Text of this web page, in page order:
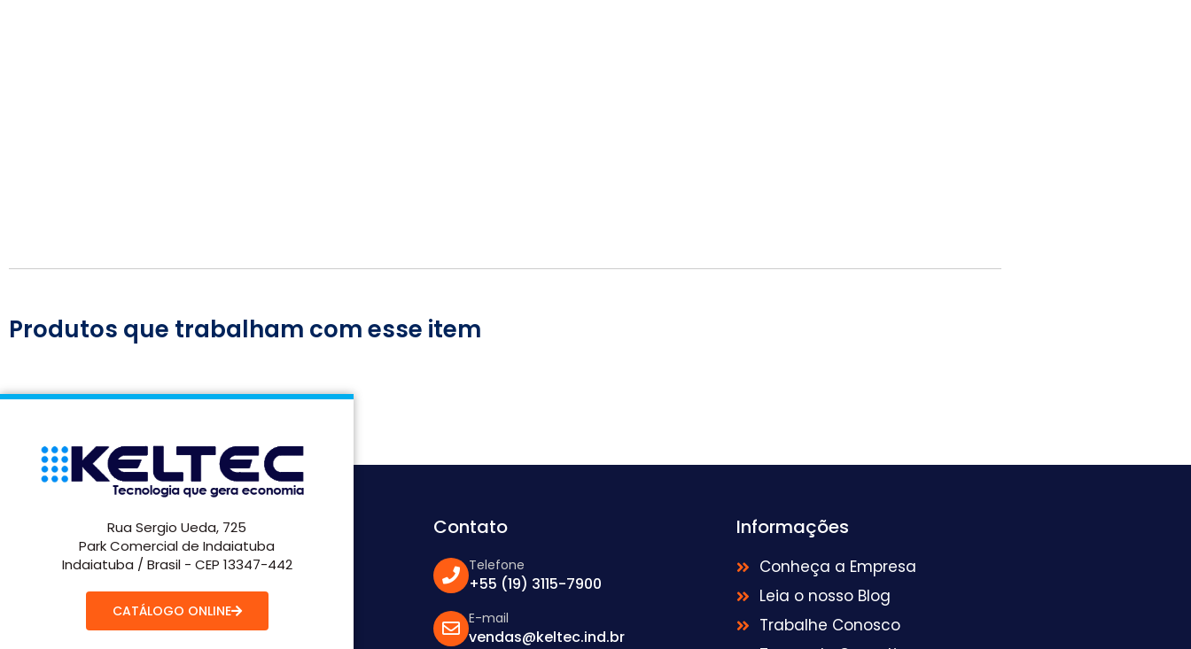
Produtos que trabalham com esse item
Rua Sergio Ueda, 725
Park Comercial de Indaiatuba
Indaiatuba / Brasil - CEP 13347-442
CATÁLOGO ONLINE
Contato
Telefone
+55 (19) 3115-7900
E-mail
vendas@keltec.ind.br
Informações
Conheça a Empresa
Leia o nosso Blog
Trabalhe Conosco